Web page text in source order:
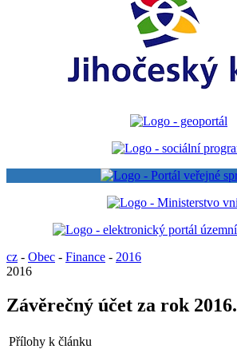
cz - Obec - Finance - 2016
2016
Závěrečný účet za rok 2016.
Přílohy k článku